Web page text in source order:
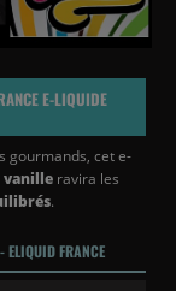
E-LIQUIDE
gourmands, cet e-
vanille ravira les
.
ELIQUID FRANCE